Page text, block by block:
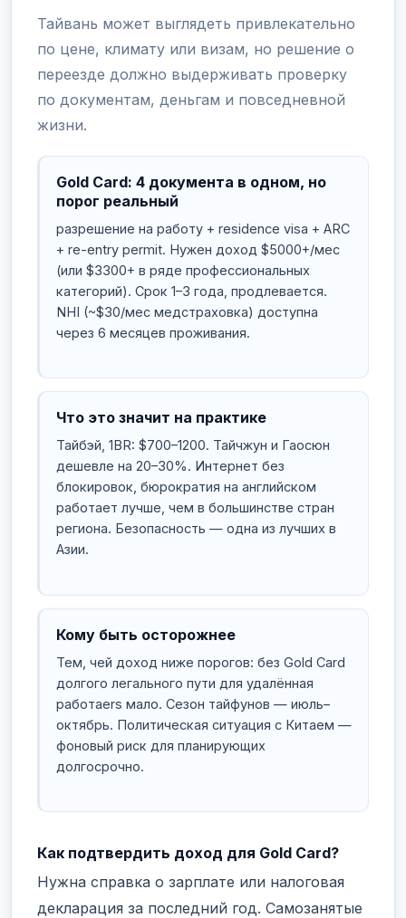
Тайвань может выглядеть привлекательно
по цене, климату или визам, но решение о
переезде должно выдерживать проверку
по документам, деньгам и повседневной
жизни.
Gold Card: 4 документа в одном, но
порог реальный
разрешение на работу + residence visa + ARC
+ re-entry permit. Нужен доход $5000+/мес
(или $3300+ в ряде профессиональных
категорий). Срок 1–3 года, продлевается.
NHI (~$30/мес медстраховка) доступна
через 6 месяцев проживания.
Что это значит на практике
Тайбэй, 1BR: $700–1200. Тайчжун и Гаосюн
дешевле на 20–30%. Интернет без
блокировок, бюрократия на английском
работает лучше, чем в большинстве стран
региона. Безопасность — одна из лучших в
Азии.
Кому быть осторожнее
Тем, чей доход ниже порогов: без Gold Card
долгого легального пути для удалённая
работаers мало. Сезон тайфунов — июль–
октябрь. Политическая ситуация с Китаем —
фоновый риск для планирующих
долгосрочно.
Как подтвердить доход для Gold Card?
Нужна справка о зарплате или налоговая
декларация за последний год. Самозанятые